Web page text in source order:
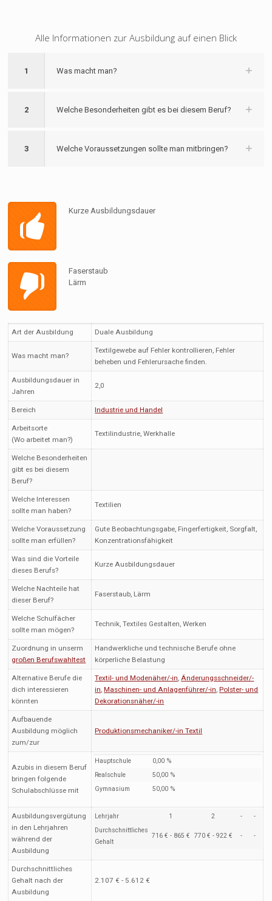
Alle Informationen zur Ausbildung auf einen Blick
1 Was macht man?
2 Welche Besonderheiten gibt es bei diesem Beruf?
3 Welche Voraussetzungen sollte man mitbringen?
Kurze Ausbildungsdauer
Faserstaub
Lärm
Art der Ausbildung Duale Ausbildung
Was macht man?
Textilgewebe auf Fehler kontrollieren, Fehler
beheben und Fehlerursache finden.
Ausbildungsdauer in
Jahren
2,0
Bereich Industrie und Handel
Arbeitsorte
(Wo arbeitet man?)
Textilindustrie, Werkhalle
Welche Besonderheiten
gibt es bei diesem
Beruf?
Welche Interessen
sollte man haben?
Textilien
Welche Voraussetzung
sollte man erfüllen?
Gute Beobachtungsgabe, Fingerfertigkeit, Sorgfalt,
Konzentrationsfähigkeit
Was sind die Vorteile
dieses Berufs?
Kurze Ausbildungsdauer
Welche Nachteile hat
dieser Beruf?
Faserstaub, Lärm
Welche Schulfächer
sollte man mögen?
Technik, Textiles Gestalten, Werken
Zuordnung in unserm
großen Berufswahltest
Handwerkliche und technische Berufe ohne
körperliche Belastung
Alternative Berufe die
dich interessieren
könnten
Textil- und Modenäher/-in,Änderungsschneider/-
in,Maschinen- und Anlagenführer/-in,Polster- und
Dekorationsnäher/-in
Aufbauende
Ausbildung möglich
zum/zur
Produktionsmechaniker/-in Textil
Azubis in diesem Beruf
bringen folgende
Schulabschlüsse mit
Hauptschule
0,00 %
Realschule
50,00 %
Gymnasium
50,00 %
Ausbildungsvergütung
in den Lehrjahren
während der
Ausbildung
Lehrjahr 1 2 -
-
Durchschnittliches
Gehalt
716 € - 865 € 770 € - 922 € - -
Durchschnittliches
Gehalt nach der
Ausbildung
2.107 € - 5.612 €